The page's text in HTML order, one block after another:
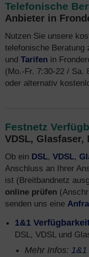
Telefonische
Anbieter in
Nutzen Sie unsere
telefonische Beratung
und Tarifen in
(Mo.-Fr. 7:30-22 / Sa.
oder alternativ
Festnetz
VDSL, Glasfaser,
Ob ein DSL, VDSL,
Anschluss an Ihrer
ist (Breitbandnetz
online prüfen
senden uns eine
1&1
DSL, VDSL und
Mehr Infos: 1&1